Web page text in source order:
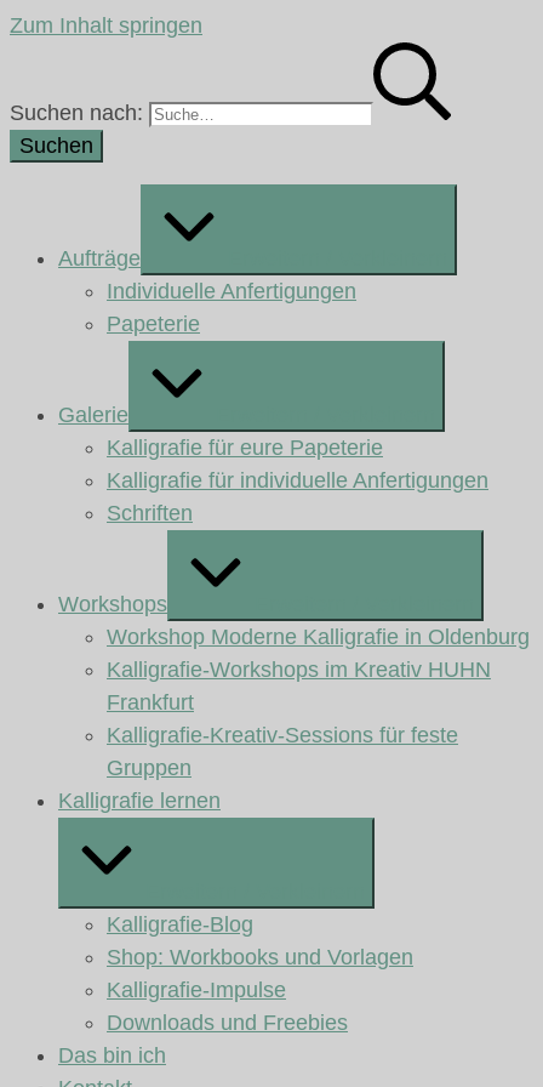
Zum Inhalt springen
Suchen nach:
Aufträge
Individuelle Anfertigungen
Papeterie
Galerie
Kalligrafie für eure Papeterie
Kalligrafie für individuelle Anfertigungen
Schriften
Workshops
Workshop Moderne Kalligrafie in Oldenburg
Kalligrafie-Workshops im Kreativ HUHN
Frankfurt
Kalligrafie-Kreativ-Sessions für feste
Gruppen
Kalligrafie lernen
Kalligrafie-Blog
Shop: Workbooks und Vorlagen
Kalligrafie-Impulse
Downloads und Freebies
Das bin ich